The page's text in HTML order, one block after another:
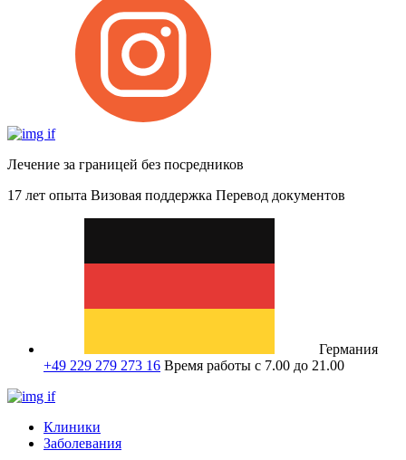
Лечение за границей без посредников
17 лет опыта Визовая поддержка Перевод документов
Германия
+49 229 279 273 16 Время работы с 7.00 до 21.00
Клиники
Заболевания